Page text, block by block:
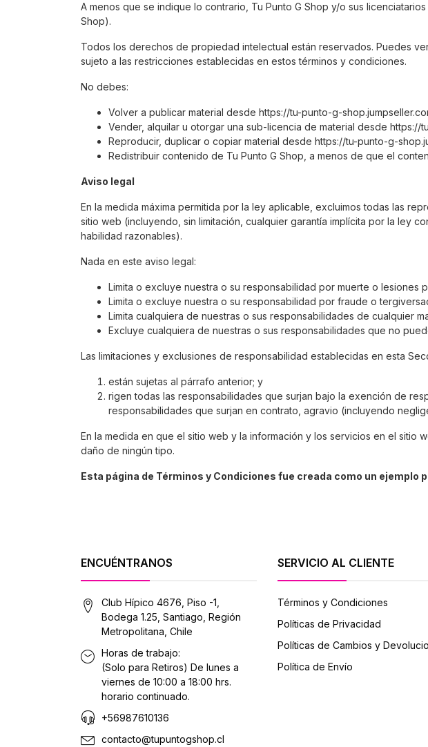
A menos que se indique lo contrario, Tu Punto G Shop y/o sus
Shop).
Todos los derechos de propiedad intelectual están reservados. Puedes
sujeto a las restricciones establecidas en estos términos y condiciones.
No debes:
Volver a publicar material desde https://tu-punto-g-
Vender, alquilar u otorgar una sub-licencia de material desde https://
Reproducir, duplicar o copiar material desde https://tu-punto-g-
Redistribuir contenido de Tu Punto G Shop, a menos de que el
Aviso legal
En la medida máxima permitida por la ley aplicable, excluimos todas las
sitio web (incluyendo, sin limitación, cualquier garantía implícita por la ley
habilidad razonables).
Nada en este aviso legal:
Limita o excluye nuestra o su responsabilidad por muerte o lesiones
Limita o excluye nuestra o su responsabilidad por fraude o
Limita cualquiera de nuestras o sus responsabilidades de cualquier
Excluye cualquiera de nuestras o sus responsabilidades que no
Las limitaciones y exclusiones de responsabilidad establecidas en esta
están sujetas al párrafo anterior; y
rigen todas las responsabilidades que surjan bajo la exención de
responsabilidades que surjan en contrato, agravio (incluyendo
En la medida en que el sitio web y la información y los servicios en el
daño de ningún tipo.
Esta página de Términos y Condiciones fue creada como un ejemplo
ENCUÉNTRANOS
Club Hípico 4676, Piso -1,
Bodega 1.25, Santiago, Región
Metropolitana, Chile
Horas de trabajo:
(Solo para Retiros) De lunes a
viernes de 10:00 a 18:00 hrs.
horario continuado.
+56987610136
contacto@tupuntogshop.cl
SERVICIO AL CLIENTE
Términos y Condiciones
Políticas de Privacidad
Políticas de Cambios y
Política de Envío